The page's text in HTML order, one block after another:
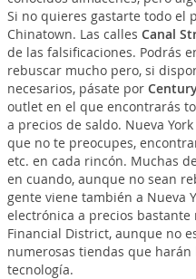
Si no quieres gastarte todo el
Chinatown. Las calles Canal
de las falsificaciones. Podrás
rebuscar mucho pero, si
necesarios, pásate por
outlet en el que encontrarás
a precios de saldo. Nueva
que no te preocupes,
etc. en cada rincón. Muchas
en cuando, aunque no sean
gente viene también a Nueva
electrónica a precios bastante
Financial District, aunque no
numerosas tiendas que
tecnología.